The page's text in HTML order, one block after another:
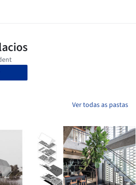
Ver todas as pastas